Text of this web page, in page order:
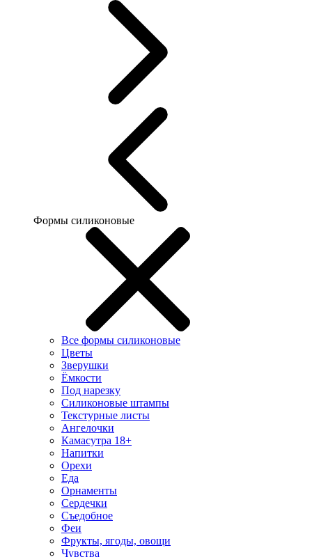
Формы силиконовые
Все формы силиконовые
Цветы
Зверушки
Ёмкости
Под нарезку
Силиконовые штампы
Текстурные листы
Ангелочки
Камасутра 18+
Напитки
Орехи
Еда
Орнаменты
Сердечки
Съедобное
Феи
Фрукты, ягоды, овощи
Чувства